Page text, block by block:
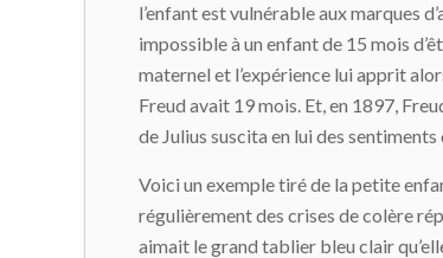
l’enfant est vulnérable aux marques
impossible à un enfant de 15 mois
maternel et l’expérience lui apprit
Freud avait 19 mois. Et, en 1897,
de Julius suscita en lui des
Voici un exemple tiré de la petite
régulièrement des crises de colère
aimait le grand tablier bleu clair